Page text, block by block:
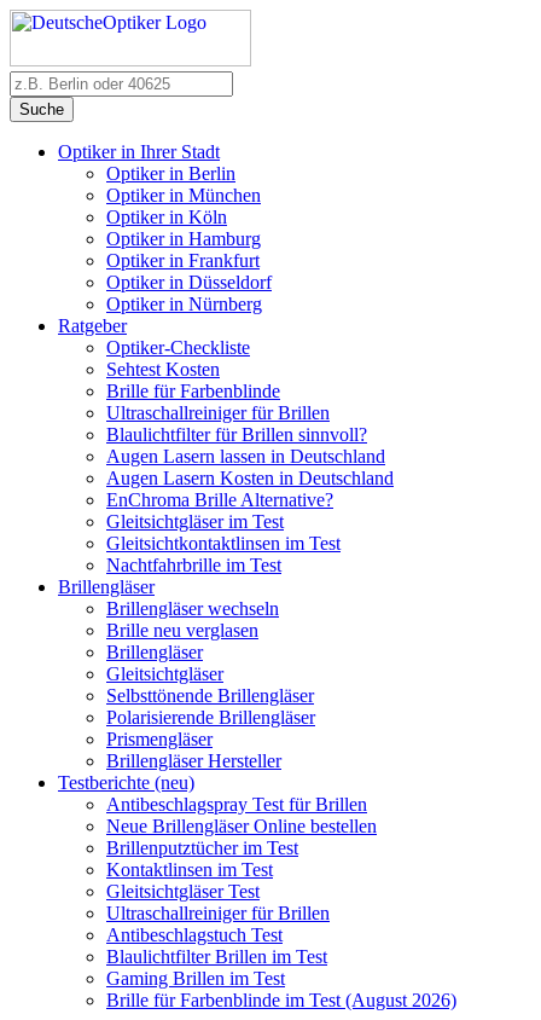
Suche
Optiker in Ihrer Stadt
Optiker in Berlin
Optiker in München
Optiker in Köln
Optiker in Hamburg
Optiker in Frankfurt
Optiker in Düsseldorf
Optiker in Nürnberg
Ratgeber
Optiker-Checkliste
Sehtest Kosten
Brille für Farbenblinde
Ultraschallreiniger für Brillen
Blaulichtfilter für Brillen sinnvoll?
Augen Lasern lassen in Deutschland
Augen Lasern Kosten in Deutschland
EnChroma Brille Alternative?
Gleitsichtgläser im Test
Gleitsichtkontaktlinsen im Test
Nachtfahrbrille im Test
Brillengläser
Brillengläser wechseln
Brille neu verglasen
Brillengläser
Gleitsichtgläser
Selbsttönende Brillengläser
Polarisierende Brillengläser
Prismengläser
Brillengläser Hersteller
Testberichte (neu)
Antibeschlagspray Test für Brillen
Neue Brillengläser Online bestellen
Brillenputztücher im Test
Kontaktlinsen im Test
Gleitsichtgläser Test
Ultraschallreiniger für Brillen
Antibeschlagstuch Test
Blaulichtfilter Brillen im Test
Gaming Brillen im Test
Brille für Farbenblinde im Test (August 2026)